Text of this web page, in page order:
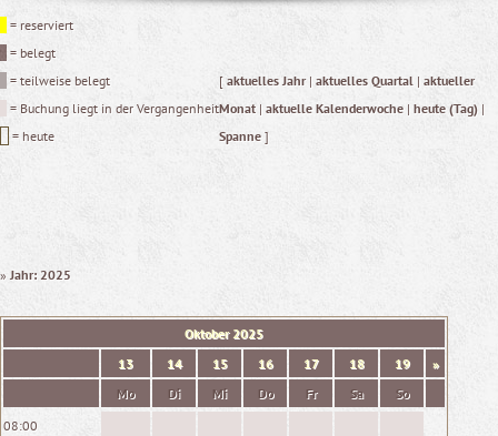
= reserviert
= belegt
= teilweise belegt
= Buchung liegt in der Vergangenheit
= heute
[ aktuelles Jahr| aktuelles Quartal | aktueller
Monat| aktuelle Kalenderwoche | heute (Tag) |
Spanne ]
» Jahr: 2025
Oktober 2025
13
14 15 16 17 18 19
»
Mo
Di Mi Do Fr Sa
So
08:00